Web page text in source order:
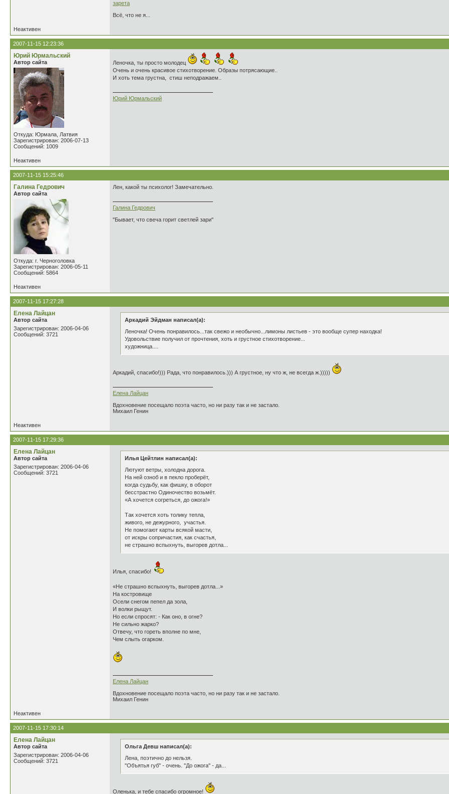
зарета
Всё, что не я...
Неактивен
2007-11-15 12:23:36
Юрий Юрмальский
Автор сайта
Откуда: Юрмала, Латвия
Зарегистрирован: 2006-07-13
Сообщений: 1009
Леночка, ты просто молодец
Очень и очень красивое стихотворение. Образы потрясающие..
И хоть тема грустна, стиш неподражаем..
Юрий Юрмальский
Неактивен
2007-11-15 15:25:46
Галина Гедрович
Автор сайта
Откуда: г. Черноголовка
Зарегистрирован: 2006-05-11
Сообщений: 5864
Лен, какой ты психолог! Замечательно.
Галина Гедрович
"Бывает, что свеча горит светлей зари"
Неактивен
2007-11-15 17:27:28
Елена Лайцан
Автор сайта
Зарегистрирован: 2006-04-06
Сообщений: 3721
Аркадий Эйдман написал(а):
Леночка! Очень понравилось...так свежо и необычно...лимоны листьев - это вообще супер находка!
Удовольствие получил от прочтения, хоть и грустное стихотворение...
художница....
Аркадий, спасибо!))) Рада, что понравилось.))) А грустное, ну что ж, не всегда ж.)))))
Елена Лайцан
Вдохновение посещало поэта часто, но ни разу так и не застало.
Михаил Генин
Неактивен
2007-11-15 17:29:36
Елена Лайцан
Автор сайта
Зарегистрирован: 2006-04-06
Сообщений: 3721
Илья Цейтлин написал(а):
Лютуют ветры, холодна дорога.
На ней озноб и в пекло проберёт,
когда судьбу, как фишку, в оборот
бесстрастно Одиночество возьмёт.
«А хочется согреться, до ожога!»
Так хочется хоть толику тепла,
живого, не дежурного, участья.
Не помогают карты всякой масти,
от искры сопричастия, как счастья,
не страшно вспыхнуть, выгорев дотла...
Илья, спасибо!
«Не страшно вспыхнуть, выгорев дотла...»
На костровище
Осели снегом пепел да зола,
И волки рыщут.
Но если спросят: - Как оно, в огне?
Не сильно жарко?
Отвечу, что гореть вполне по мне,
Чем слыть огарком.
Елена Лайцан
Вдохновение посещало поэта часто, но ни разу так и не застало.
Михаил Генин
Неактивен
2007-11-15 17:30:14
Елена Лайцан
Автор сайта
Зарегистрирован: 2006-04-06
Сообщений: 3721
Ольга Девш написал(а):
Лена, поэтично до нельзя.
"Объятья губ" - очень. "До ожога" - да...
Оленька, и тебе спасибо огромное!